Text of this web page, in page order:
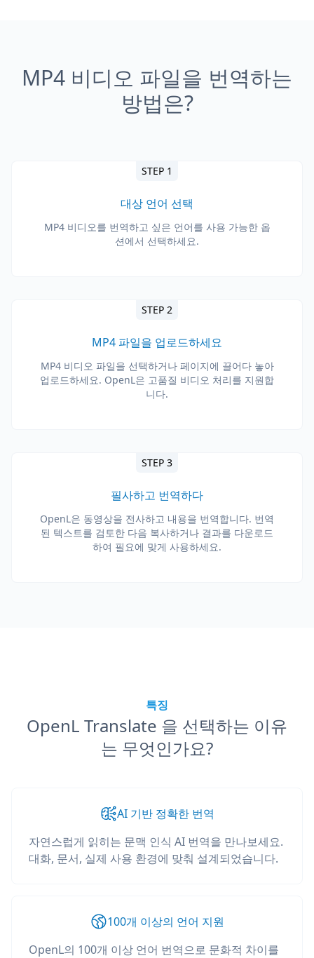
MP4 비디오 파일을 번역하는
방법은?
STEP 1
대상 언어 선택
MP4 비디오를 번역하고 싶은 언어를 사용 가능한 옵
션에서 선택하세요.
STEP 2
MP4 파일을 업로드하세요
MP4 비디오 파일을 선택하거나 페이지에 끌어다 놓아
업로드하세요. OpenL은 고품질 비디오 처리를 지원합
니다.
STEP 3
필사하고 번역하다
OpenL은 동영상을 전사하고 내용을 번역합니다. 번역
된 텍스트를 검토한 다음 복사하거나 결과를 다운로드
하여 필요에 맞게 사용하세요.
특징
OpenL Translate 을 선택하는 이유
는 무엇인가요?
AI 기반 정확한 번역
자연스럽게 읽히는 문맥 인식 AI 번역을 만나보세요.
대화, 문서, 실제 사용 환경에 맞춰 설계되었습니다.
100개 이상의 언어 지원
OpenL의 100개 이상 언어 번역으로 문화적 차이를